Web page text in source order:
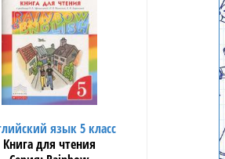
язык 5 класс
Книга для чтения